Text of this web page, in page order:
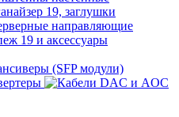
19, заглушки
направляющие
19 и аксессуары
(SFP модули)